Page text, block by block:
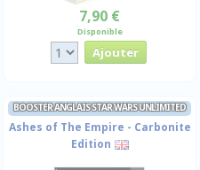
7,90 €
Disponible
BOOSTER ANGLAIS STAR WARS UNLIMITED
Ashes of The Empire - Carbonite
Edition